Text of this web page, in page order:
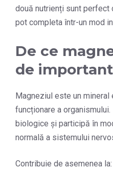
două nutrienți sunt perfect
pot completa într-un mod
De ce
de
Magneziul este un mineral
funcționare a
biologice și participă în
normală a sistemului
Contribuie de asemenea la: